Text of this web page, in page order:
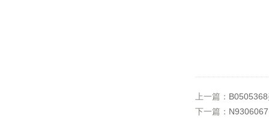
上一篇：
下一篇：